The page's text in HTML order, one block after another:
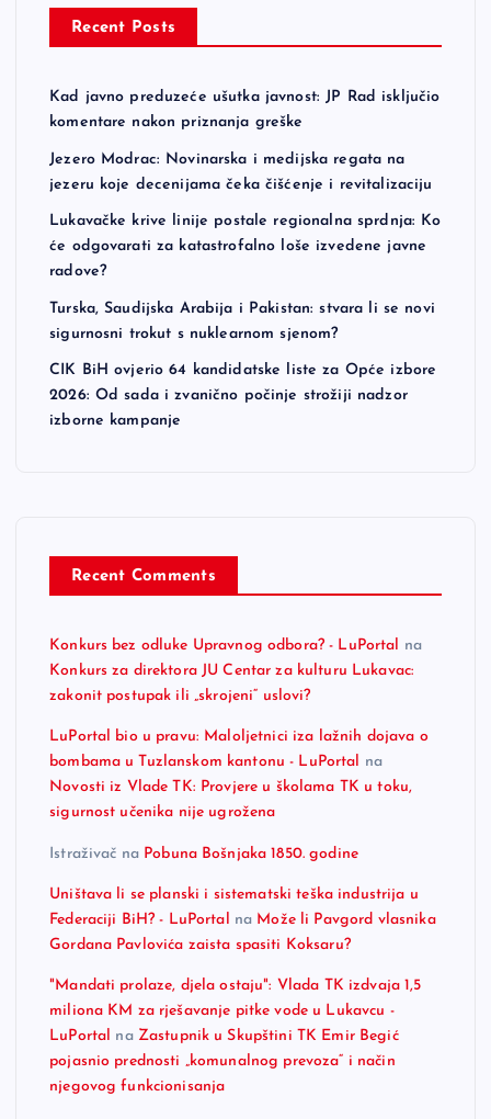
Recent Posts
Kad javno preduzeće ušutka javnost: JP Rad isključio
komentare nakon priznanja greške
Jezero Modrac: Novinarska i medijska regata na
jezeru koje decenijama čeka čišćenje i revitalizaciju
Lukavačke krive linije postale regionalna sprdnja: Ko
će odgovarati za katastrofalno loše izvedene javne
radove?
Turska, Saudijska Arabija i Pakistan: stvara li se novi
sigurnosni trokut s nuklearnom sjenom?
CIK BiH ovjerio 64 kandidatske liste za Opće izbore
2026: Od sada i zvanično počinje strožiji nadzor
izborne kampanje
Recent Comments
Konkurs bez odluke Upravnog odbora? - LuPortal na
Konkurs za direktora JU Centar za kulturu Lukavac:
zakonit postupak ili „skrojeni“ uslovi?
LuPortal bio u pravu: Maloljetnici iza lažnih dojava o
bombama u Tuzlanskom kantonu - LuPortal na
Novosti iz Vlade TK: Provjere u školama TK u toku,
sigurnost učenika nije ugrožena
Istraživač na Pobuna Bošnjaka 1850. godine
Uništava li se planski i sistematski teška industrija u
Federaciji BiH? - LuPortal
na Može li Pavgord vlasnika
Gordana Pavlovića zaista spasiti Koksaru?
"Mandati prolaze, djela ostaju": Vlada TK izdvaja 1,5
miliona KM za rješavanje pitke vode u Lukavcu -
LuPortal na Zastupnik u Skupštini TK Emir Begić
pojasnio prednosti „komunalnog prevoza“ i način
njegovog funkcionisanja